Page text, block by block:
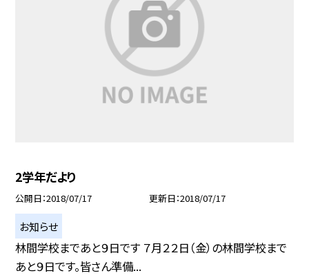
2学年だより
公開日 2018/07/17 更新日 2018/07/17
お知らせ
林間学校まであと９日です ７月２２日（金）の林間学校まで
あと９日です。皆さん準備...